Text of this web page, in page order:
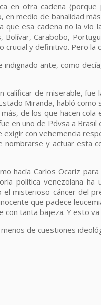
en otra cadena
en medio de banalidad
esa cadena no la vio
Carabobo,
crucial y definitivo. Pero
ante, como
de miserable, fue
Miranda, habló
de los que hacen
en uno de Pdvsa a
con vehemencia
y actuar esta
hacía Carlos Ocariz
política venezolana
el misterioso cáncer del
que padece
tanta bajeza. Y esto
de cuestiones